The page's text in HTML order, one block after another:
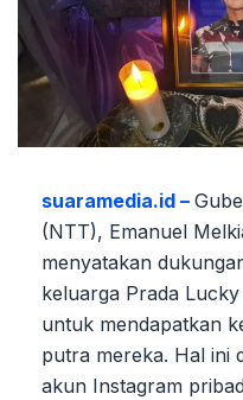
suaramedia.id –
(NTT), Emanuel
menyatakan
keluarga Prada
untuk mendapatkan
putra mereka. Hal ini
akun Instagram